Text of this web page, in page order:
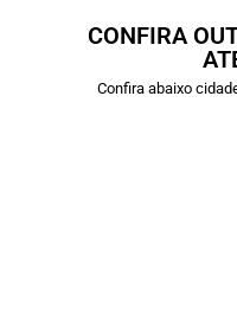
CONFIRA
Confira abaixo